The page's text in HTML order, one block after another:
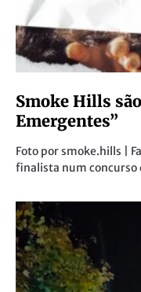
Smoke Hills
Emergentes”
Foto por smoke.hills |
finalista num concurso